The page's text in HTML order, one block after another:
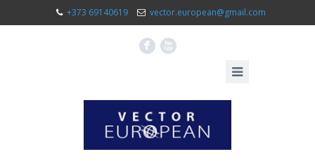
+373 69140619 vector.european@gmail.com
F X